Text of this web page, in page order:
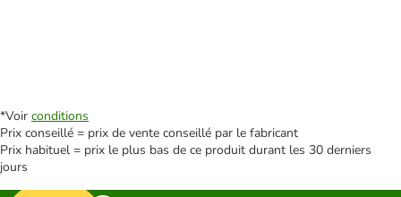
*Voir conditions
Prix conseillé = prix de vente conseillé par le fabricant
Prix habituel = prix le plus bas de ce produit durant les 30 derniers
jours